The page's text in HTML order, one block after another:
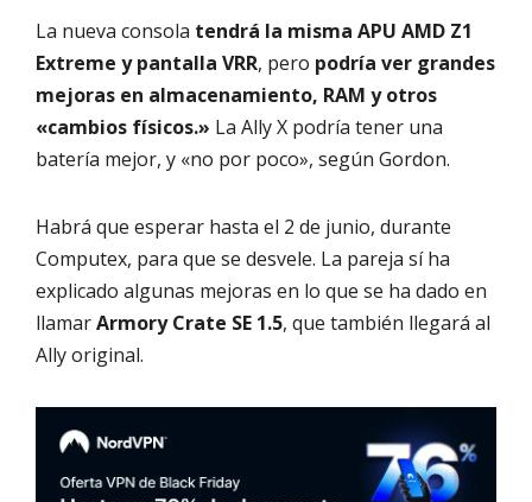
La nueva consola tendrá la misma APU AMD Z1
Extreme y pantalla VRR, pero podría ver grandes
mejoras en almacenamiento, RAM y otros
«cambios físicos.» La Ally X podría tener una
batería mejor, y «no por poco», según Gordon.
Habrá que esperar hasta el 2 de junio, durante
Computex, para que se desvele. La pareja sí ha
explicado algunas mejoras en lo que se ha dado en
llamarArmory Crate SE 1.5, que también llegará al
Ally original.